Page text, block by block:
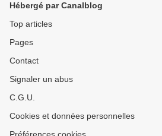
Hébergé par Canalblog
Top articles
Pages
Contact
Signaler un abus
C.G.U.
Cookies et données personnelles